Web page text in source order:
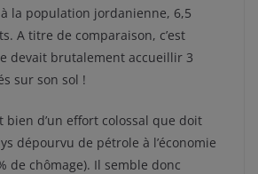
la population jordanienne, 6,5
A titre de comparaison, c’est
devait brutalement accueillir 3
sur son sol !
bien d’un effort colossal que doit
dépourvu de pétrole à l’économie
de chômage). Il semble donc